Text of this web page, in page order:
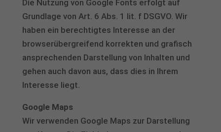
Die Nutzung von Google Fonts erfolgt auf
Grundlage von Art. 6 Abs. 1 lit. f DSGVO. Wir
haben ein berechtigtes Interesse an der
browserübergreifend korrekten und grafisch
ansprechenden Darstellung von Inhalten und
gehen auch davon aus, dass dies in Ihrem
Interesse liegt.
Google Maps
Wir verwenden Google Maps zur Darstellung